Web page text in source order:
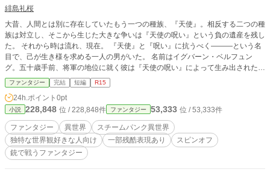
緋島礼桜
大昔、人間とは別に存在していたもう一つの種族、『天使』。相反する二つの種
族は対立し、そこから生じた大きな争いは『天使の呪い』という負の遺産を残し
た。 それから時は流れ、現在。 『天使』と『呪い』に抗うべく―――という名
目で、己が生き様を求める一人の男がいた。 名前はイグバーン・ベルフュン
グ。五十歳手前、将軍の地位に就く彼は『天使の呪い』によって生み出された存
在、『養製天使』を狩るべく今日も自ら前線へと立ち向かう。 ＋＋＋ 『僕と天
使の終幕のはじまり、はじまり』のスピンオフ小説になります。 此方の小説か
ら読んでも解るようにはなっていると思いますが、本編である『僕と天使の終幕
のはじまり、はじまり』から読んで頂けるとストーリーが分かり易いと思いま
す。 毎週月曜、木曜日（たまに水曜日）投稿予定です。 他、カクヨム、小説家
になろうでも投稿していきます。
ファンタジー 完結 短編 R15
24h.ポイント 0pt
小説 228,848 位 / 228,848件 ファンタジー 53,333 位 / 53,333件
ファンタジー 異世界
スチームパンク異世界
独特な世界観好きな人向け
一部残酷表現あり
スピンオフ
銃で戦うファンタジー